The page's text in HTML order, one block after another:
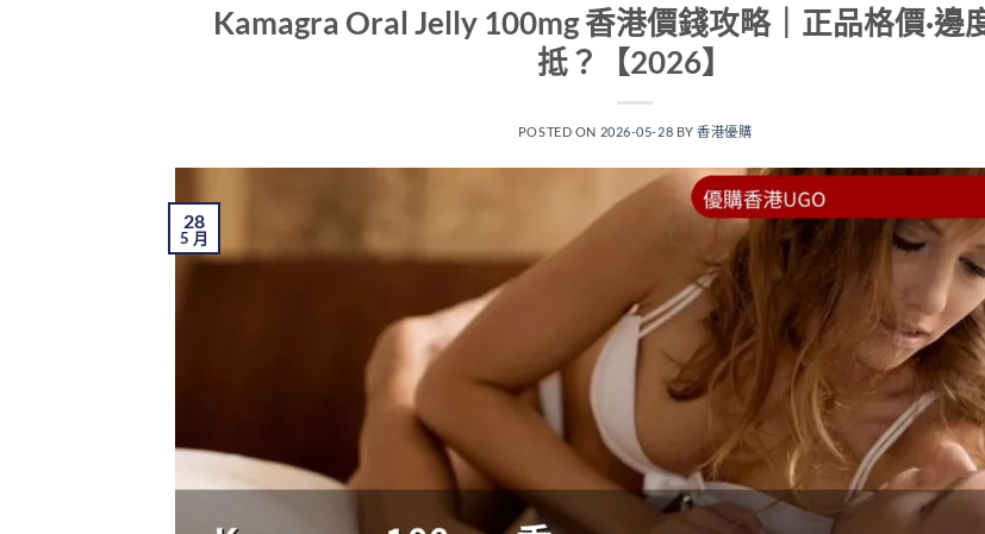
Kamagra Oral Jelly 100mg 香港價錢攻略｜正品格價·邊
抵？【2026】
POSTED ON 2026-05-28 BY香港優購
28
5 月